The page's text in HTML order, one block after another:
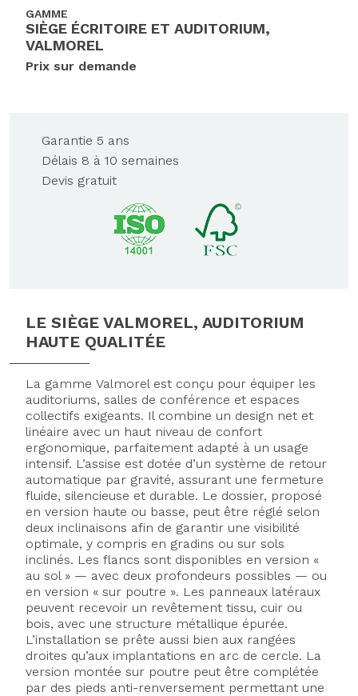
GAMME
SIÈGE ÉCRITOIRE ET AUDITORIUM,
VALMOREL
Prix sur demande
Garantie 5 ans
Délais 8 à 10 semaines
Devis gratuit
LE SIÈGE VALMOREL, AUDITORIUM
HAUTE QUALITÉE
La gamme Valmorel est conçu pour équiper les
auditoriums, salles de conférence et espaces
collectifs exigeants. Il combine un design net et
linéaire avec un haut niveau de confort
ergonomique, parfaitement adapté à un usage
intensif. L’assise est dotée d’un système de retour
automatique par gravité, assurant une fermeture
fluide, silencieuse et durable. Le dossier, proposé
en version haute ou basse, peut être réglé selon
deux inclinaisons afin de garantir une visibilité
optimale, y compris en gradins ou sur sols
inclinés. Les flancs sont disponibles en version «
au sol » — avec deux profondeurs possibles — ou
en version « sur poutre ». Les panneaux latéraux
peuvent recevoir un revêtement tissu, cuir ou
bois, avec une structure métallique épurée.
L’installation se prête aussi bien aux rangées
droites qu’aux implantations en arc de cercle. La
version montée sur poutre peut être complétée
par des pieds anti-renversement permettant une